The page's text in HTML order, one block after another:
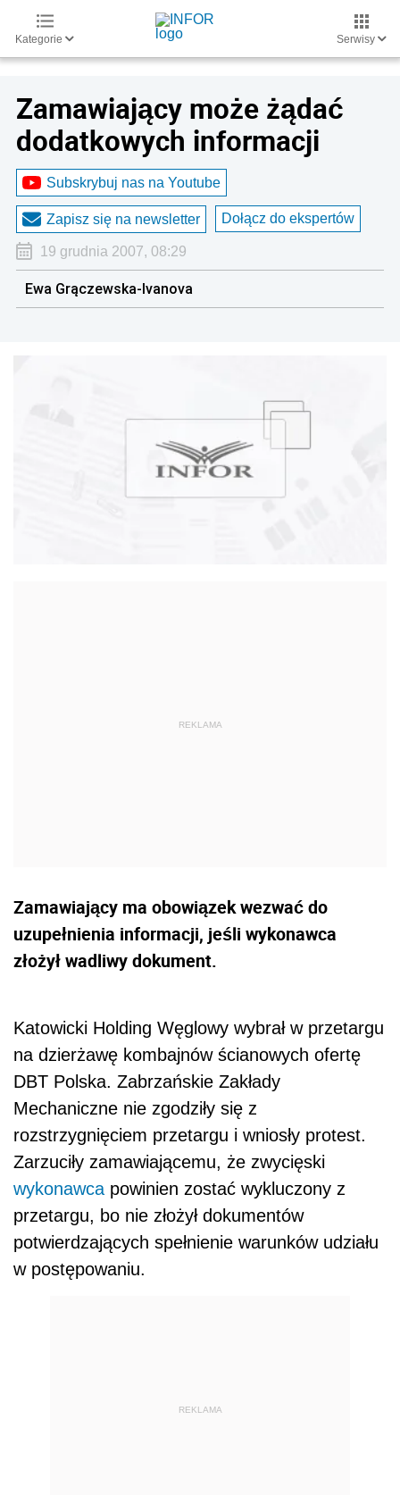
Kategorie Serwisy
Zamawiający może żądać
dodatkowych informacji
Subskrybuj nas na Youtube
Zapisz się na newsletter Dołącz do ekspertów
19 grudnia 2007, 08:29
Ewa Grączewska-Ivanova
Zamawiający ma obowiązek wezwać do
uzupełnienia informacji, jeśli wykonawca
złożył wadliwy dokument.
Katowicki Holding Węglowy wybrał w przetargu
na dzierżawę kombajnów ścianowych ofertę
DBT Polska. Zabrzańskie Zakłady
Mechaniczne nie zgodziły się z
rozstrzygnięciem przetargu i wniosły protest.
Zarzuciły zamawiającemu, że zwycięski
wykonawca powinien zostać wykluczony z
przetargu, bo nie złożył dokumentów
potwierdzających spełnienie warunków udziału
w postępowaniu.
REKLAMA